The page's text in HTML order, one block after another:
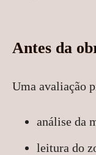
Antes da
Uma avaliação
análise da
leitura do